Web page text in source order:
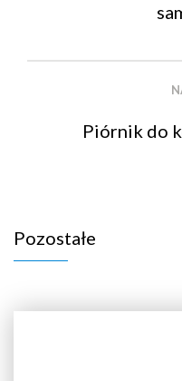
Piórnik do
Pozostałe